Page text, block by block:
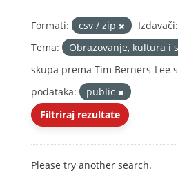
Formati: csv / zip Izdavači:
Tema:
Obrazovanje, kultura i
skupa prema Tim Berners-Lee
podataka:
public
Filtriraj rezultate
Please try another search.